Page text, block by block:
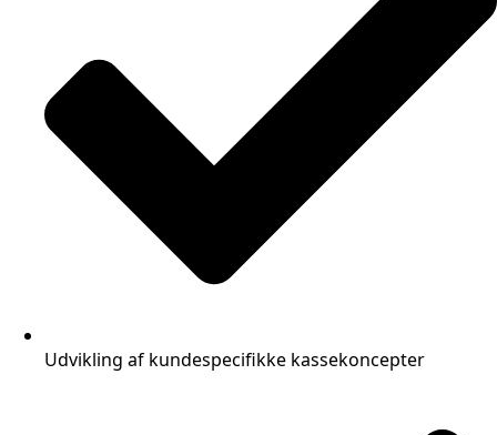
Udvikling af kundespecifikke kassekoncepter